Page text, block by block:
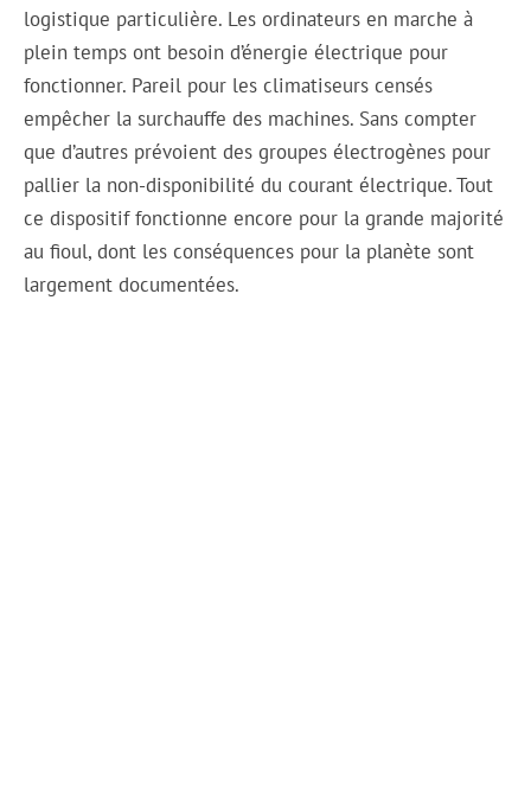
logistique particulière. Les ordinateurs en marche à
plein temps ont besoin d’énergie électrique pour
fonctionner. Pareil pour les climatiseurs censés
empêcher la surchauffe des machines. Sans compter
que d’autres prévoient des groupes électrogènes pour
pallier la non-disponibilité du courant électrique. Tout
ce dispositif fonctionne encore pour la grande majorité
au fioul, dont les conséquences pour la planète sont
largement documentées.